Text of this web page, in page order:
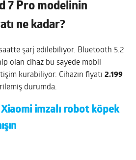
7 Pro modelinin
ne kadar?
saatte şarj edilebiliyor. Bluetooth 5.2
olan cihaz bu sayede mobil
kurabiliyor. Cihazın fiyatı2.199
durumda.
Xiaomi imzalı robot köpek